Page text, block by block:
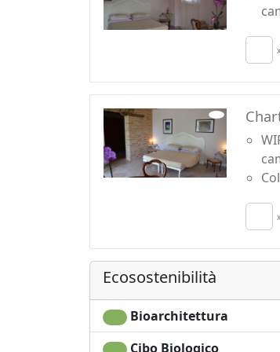
locali o nelle Cantine che
di Morro d’Alba, il Rosso
Ecosostenibilità
Bioarchitettura
Cibo Biologico